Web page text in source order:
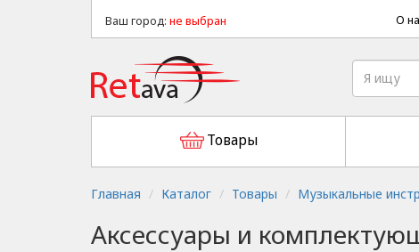
Ваш город: не выбран О
Товары
Главная Каталог Товары Музыкальные
Аксессуары и